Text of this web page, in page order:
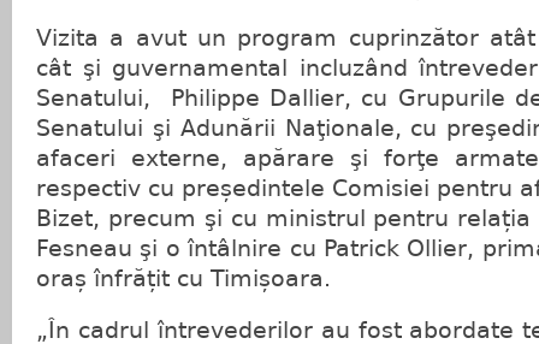
Vizita a avut un program cuprinzător
cât şi guvernamental incluzând
Senatului, Philippe Dallier, cu Grupurile
Senatului şi Adunării Naţionale, cu
afaceri externe, apărare şi forţe
respectiv cu președintele Comisiei pentru
Bizet, precum şi cu ministrul pentru relația
Fesneau şi o întâlnire cu Patrick Ollier,
oraș înfrățit cu Timișoara.
„În cadrul întrevederilor au fost abordate